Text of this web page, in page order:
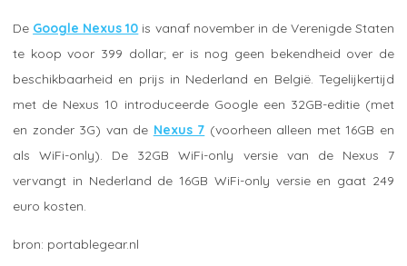
De Google Nexus 10 is vanaf november in de Verenigde Staten
te koop voor 399 dollar; er is nog geen bekendheid over de
beschikbaarheid en prijs in Nederland en België. Tegelijkertijd
met de Nexus 10 introduceerde Google een 32GB-editie (met
en zonder 3G) van de Nexus 7 (voorheen alleen met 16GB en
als WiFi-only). De 32GB WiFi-only versie van de Nexus 7
vervangt in Nederland de 16GB WiFi-only versie en gaat 249
euro kosten.
portablegear.nl